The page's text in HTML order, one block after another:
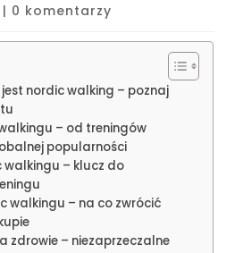
| 0 komentarzy
jest nordic walking – poznaj
– od treningów
popularności
walkingu – klucz do
walkingu – na co zwrócić
zdrowie – niezaprzeczalne